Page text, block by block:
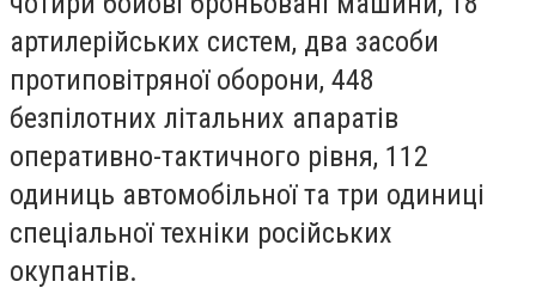
артилерійських систем, два засоби
протиповітряної оборони, 448
безпілотних літальних апаратів
оперативно-тактичного рівня, 112
одиниць автомобільної та три одиниці
спеціальної техніки російських
окупантів.